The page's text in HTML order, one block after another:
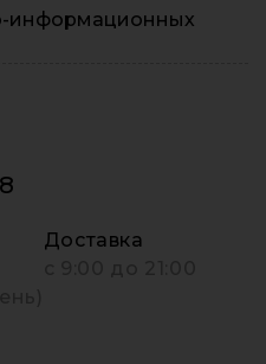
информационных
Доставка